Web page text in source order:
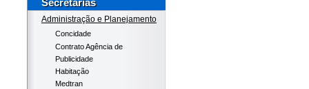
Secretarias
Administração e Planejamento
Concidade
Contrato Agência de
Publicidade
Habitação
Medtran